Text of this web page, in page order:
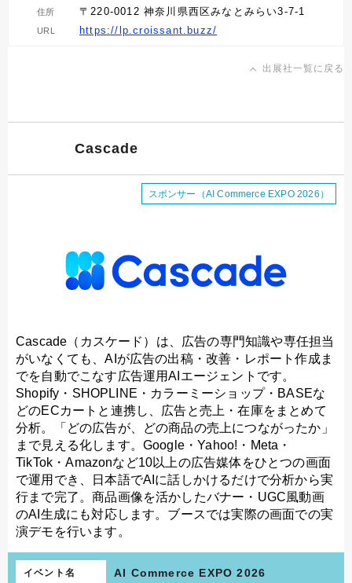
住所 〒220-0012 神奈川県西区みなとみらい3-7-1
URL https://lp.croissant.buzz/
出展社一覧に戻る
Cascade
スポンサー（AI Commerce EXPO 2026）
Cascade（カスケード）は、広告の専門知識や専任担当
がいなくても、AIが広告の出稿・改善・レポート作成ま
でを自動でこなす広告運用AIエージェントです。
Shopify・SHOPLINE・カラーミーショップ・BASEな
どのECカートと連携し、広告と売上・在庫をまとめて
分析。「どの広告が、どの商品の売上につながったか」
まで見える化します。Google・Yahoo!・Meta・
TikTok・Amazonなど10以上の広告媒体をひとつの画面
で運用でき、日本語でAIに話しかけるだけで分析から実
行まで完了。商品画像を活かしたバナー・UGC風動画
のAI生成にも対応します。ブースでは実際の画面での実
演デモを行います。
イベント名 AI Commerce EXPO 2026